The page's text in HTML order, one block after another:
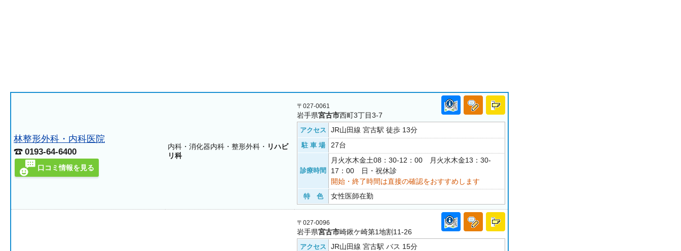
林整形外科・内科医院
0193-64-6400
口コミ情報を見る
内科・消化器内科・整形外科・ リハビ
リ科
〒027-0061
岩手県宮古市西町3丁目3-7
アクセス JR山田線 宮古駅 徒歩 13分
駐 車 場 27台
診療時間
月火水木金土08：30-12：00 月火水木金13：30-
17：00 日・祝休診
開始・終了時間は直接の確認をおすすめします
特 色 女性医師在勤
〒027-0096
岩手県宮古市崎鍬ケ崎第1地割11-26
アクセス JR山田線 宮古駅 バス 15分